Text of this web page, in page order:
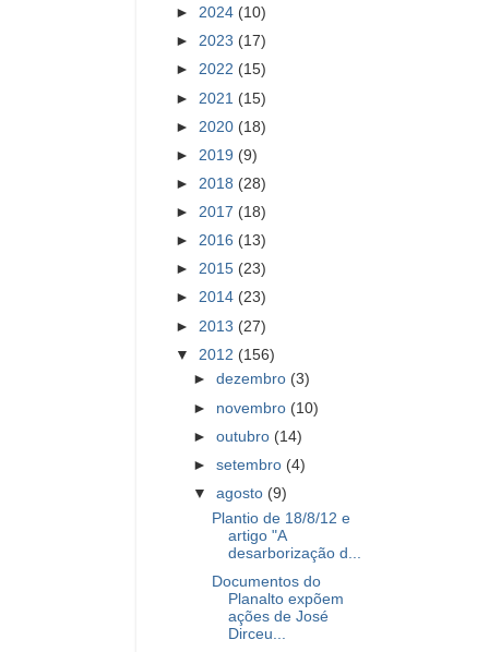
► 2024 (10)
► 2023 (17)
► 2022 (15)
► 2021 (15)
► 2020 (18)
► 2019 (9)
► 2018 (28)
► 2017 (18)
► 2016 (13)
► 2015 (23)
► 2014 (23)
► 2013 (27)
▼ 2012 (156)
►dezembro (3)
► novembro (10)
►outubro (14)
►setembro (4)
▼agosto (9)
Plantio de 18/8/12 e
artigo "A
desarborização d...
Documentos do
Planalto expõem
ações de José
Dirceu...